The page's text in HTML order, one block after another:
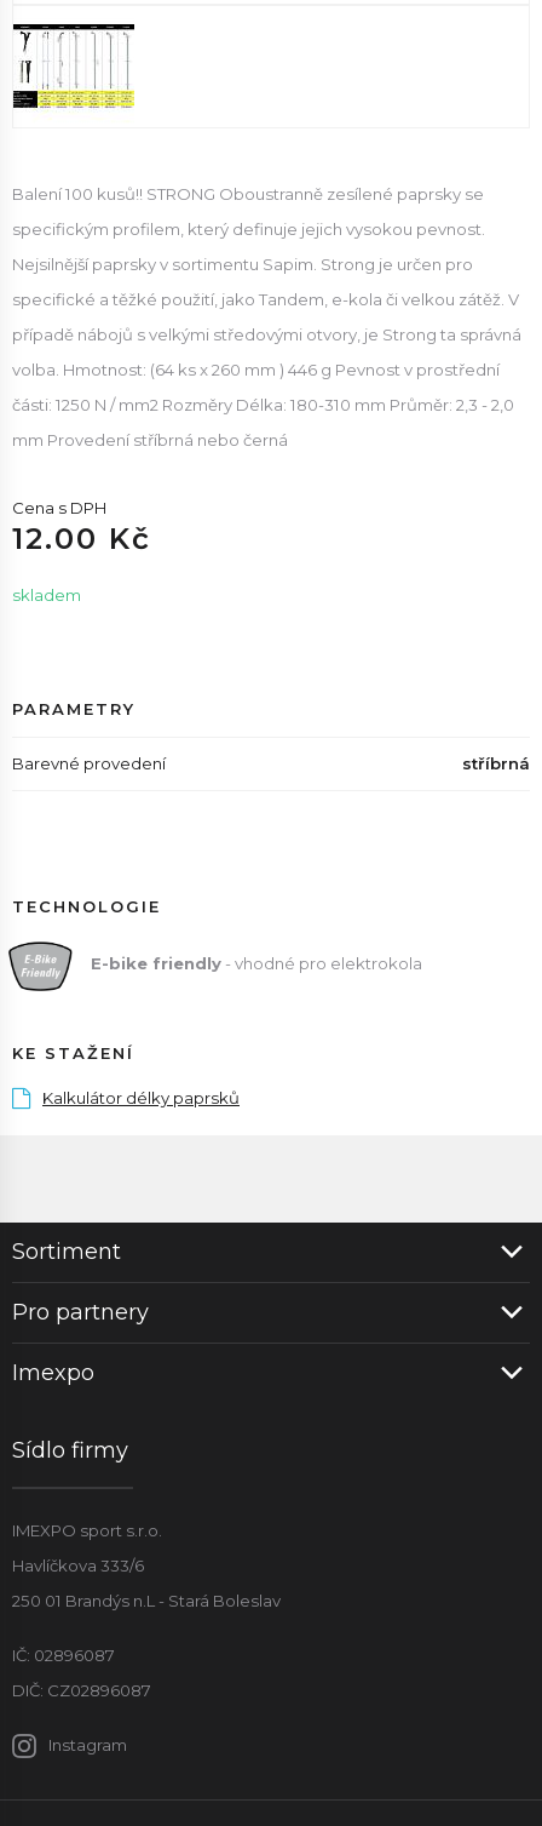
Balení 100 kusů!! STRONG Oboustranně zesílené paprsky se
specifickým profilem, který definuje jejich vysokou pevnost.
Nejsilnější paprsky v sortimentu Sapim. Strong je určen pro
specifické a těžké použití, jako Tandem, e-kola či velkou zátěž. V
případě nábojů s velkými středovými otvory, je Strong ta správná
volba. Hmotnost: (64 ks x 260 mm ) 446 g Pevnost v prostřední
části: 1250 N / mm2 Rozměry Délka: 180-310 mm Průměr: 2,3 - 2,0
mm Provedení stříbrná nebo černá
Cena s DPH
12.00 Kč
skladem
PARAMETRY
Barevné provedení stříbrná
TECHNOLOGIE
E-bike friendly - vhodné pro elektrokola
KE STAŽENÍ
Kalkulátor délky paprsků
Sortiment
Pro partnery
Imexpo
Sídlo firmy
IMEXPO sport s.r.o.
Havlíčkova 333/6
250 01 Brandýs n.L - Stará Boleslav
IČ: 02896087
DIČ: CZ02896087
Instagram